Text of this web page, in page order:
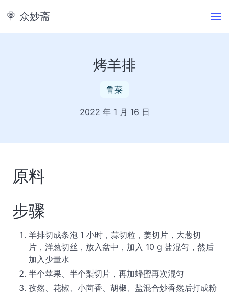
🍭️ 众妙斋
烤羊排
鲁菜
2022 年 1 月 16 日
原料
步骤
羊排切成条泡 1 小时，蒜切粒，姜切片，大葱切
片，洋葱切丝，放入盆中，加入 10 g 盐混匀，然后
加入少量水
半个苹果、半个梨切片，再加蜂蜜再次混匀
孜然、花椒、小茴香、胡椒、盐混合炒香然后打成粉